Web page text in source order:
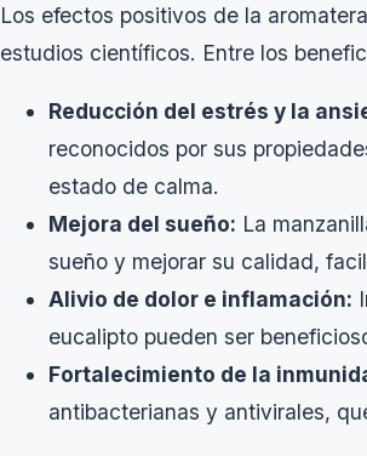
Los efectos positivos de la
estudios científicos. Entre los
Reducción del estrés y la
reconocidos por sus
estado de calma.
Mejora del sueño: La
sueño y mejorar su calidad,
Alivio de dolor e inflamación:
eucalipto pueden ser
Fortalecimiento de la
antibacterianas y antivirales,